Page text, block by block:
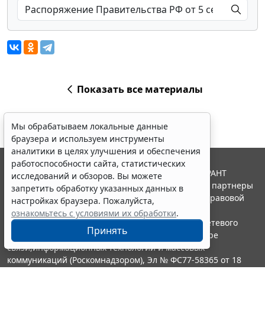
Показать все материалы
Мы обрабатываем локальные данные
браузера и используем инструменты
аналитики в целях улучшения и обеспечения
работоспособности сайта, статистических
исследований и обзоров. Вы можете
запретить обработку указанных данных в
настройках браузера. Пожалуйста,
ознакомьтесь с условиями их обработки.
Принять
© ООО "НПП "ГАРАНТ-СЕРВИС", 2026. Система ГАРАНТ
выпускается с 1990 года. Компания "Гарант" и ее партнеры
являются участниками Российской ассоциации правовой
информации ГАРАНТ.
Портал ГАРАНТ.РУ зарегистрирован в качестве сетевого
издания Федеральной службой по надзору в сфере
связи,информационных технологий и массовых
коммуникаций (Роскомнадзором), Эл № ФС77-58365 от 18